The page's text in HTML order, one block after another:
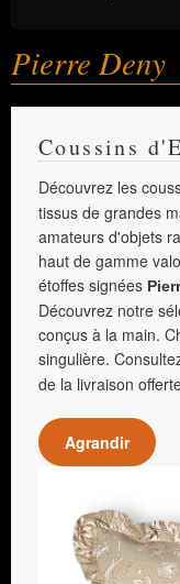
Pierre Deny
Coussins
Découvrez les
tissus de grandes
amateurs d'objets
haut de gamme
étoffes signées
Découvrez notre
conçus à la main.
singulière.
de la livraison
Agrandir